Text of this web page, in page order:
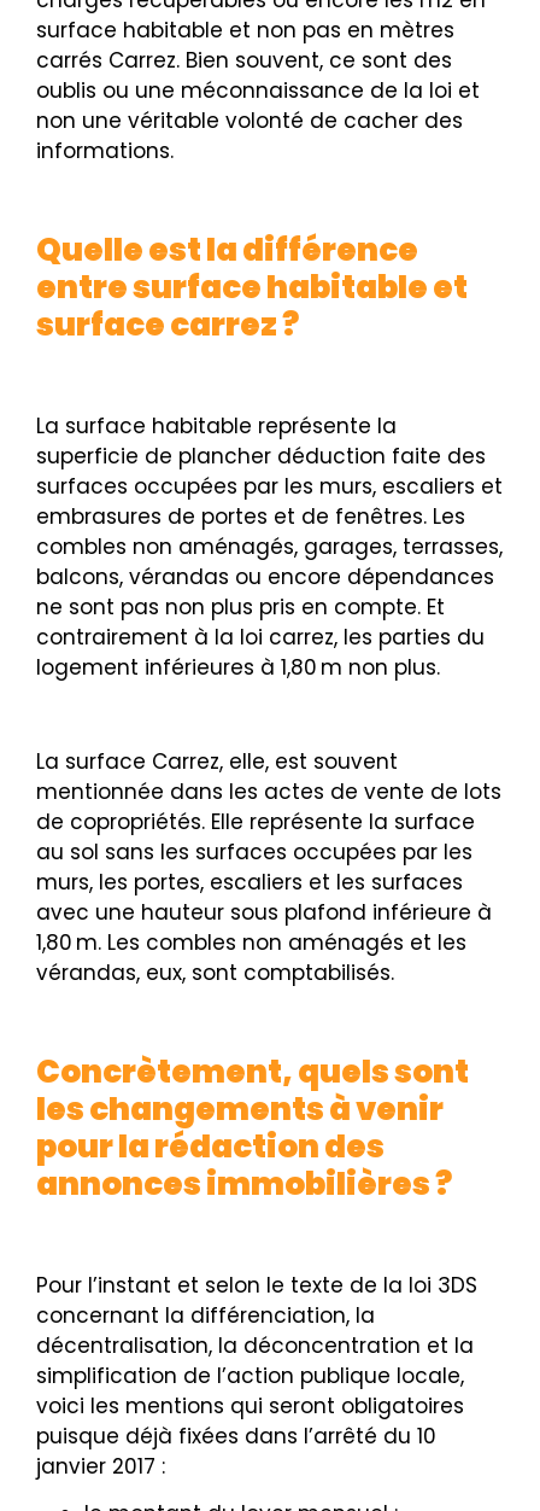
surface habitable et non pas en mètres
carrés Carrez. Bien souvent, ce sont des
oublis ou une méconnaissance de la loi et
non une véritable volonté de cacher des
informations.
Quelle est la différence
entre surface habitable et
surface carrez ?
La surface habitable représente la
superficie de plancher déduction faite des
surfaces occupées par les murs, escaliers et
embrasures de portes et de fenêtres. Les
combles non aménagés, garages, terrasses,
balcons, vérandas ou encore dépendances
ne sont pas non plus pris en compte. Et
contrairement à la loi carrez, les parties du
logement inférieures à 1,80 m non plus.
La surface Carrez, elle, est souvent
mentionnée dans les actes de vente de lots
de copropriétés. Elle représente la surface
au sol sans les surfaces occupées par les
murs, les portes, escaliers et les surfaces
avec une hauteur sous plafond inférieure à
1,80 m. Les combles non aménagés et les
vérandas, eux, sont comptabilisés.
Concrètement, quels sont
les changements à venir
pour la rédaction des
annonces immobilières ?
Pour l’instant et selon le texte de la loi 3DS
concernant la différenciation, la
décentralisation, la déconcentration et la
simplification de l’action publique locale,
voici les mentions qui seront obligatoires
puisque déjà fixées dans l’arrêté du 10
janvier 2017 :